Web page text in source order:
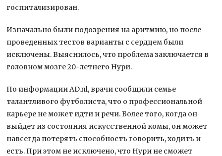
госпитализирован.
Изначально были подозрения на аритмию, но после
проведенных тестов варианты с сердцем были
исключены. Выяснилось, что проблема заключается в
головном мозге 20-летнего Нури.
По информации AD.nl, врачи сообщили семье
талантливого футболиста, что о профессиональной
карьере не может идти и речи. Более того, когда он
выйдет из состояния искусственной комы, он может
навсегда потерять способность говорить, ходить и
есть. При этом не исключено, что Нури не сможет